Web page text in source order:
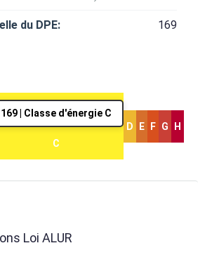
du DPE: 169
169 | Classe d'énergie C
C
D E F G H
Loi ALUR